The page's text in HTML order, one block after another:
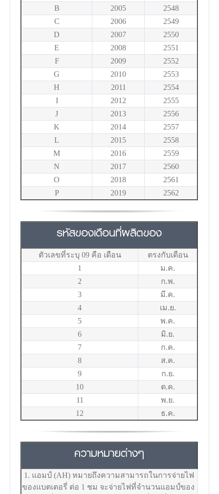
B
2005
2548
C
2006
2549
D
2007
2550
E
2008
2551
F
2009
2552
G
2010
2553
H
2011
2554
I
2012
2555
J
2013
2556
K
2014
2557
L
2015
2558
M
2016
2559
N
2017
2560
O
2018
2561
P
2019 2562
รหัสของเดือนที่ผลิตของ
ตัวเลขที่ระบุ 09 คือ เดือน
ตรงกับเดือน
1
ม.ค.
2
ก.พ.
3
มี.ค.
4
เม.ย.
5
พ.ค.
6
มิ.ย.
7
ก.ค.
8
ส.ค.
9
ก.ย.
10
ต.ค.
11
พ.ย.
12
ธ.ค.
ความหมายต่างๆ
1. แอมป์ (AH) หมายถึงความสามารถในการจ่ายไฟ
ของแบตเตอรี่ ต่อ 1 ชม จะจ่ายไฟที่จำนวนแอมป์ของ